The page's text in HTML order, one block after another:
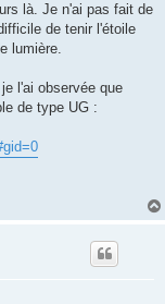
là. Je n'ai pas fait de
de tenir l'étoile
lumière.
l'ai observée que
de type UG :